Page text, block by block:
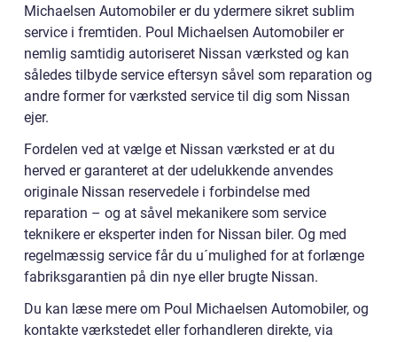
Michaelsen Automobiler er du ydermere sikret sublim
service i fremtiden. Poul Michaelsen Automobiler er
nemlig samtidig autoriseret Nissan værksted og kan
således tilbyde service eftersyn såvel som reparation og
andre former for værksted service til dig som Nissan
ejer.
Fordelen ved at vælge et Nissan værksted er at du
herved er garanteret at der udelukkende anvendes
originale Nissan reservedele i forbindelse med
reparation – og at såvel mekanikere som service
teknikere er eksperter inden for Nissan biler. Og med
regelmæssig service får du u´mulighed for at forlænge
fabriksgarantien på din nye eller brugte Nissan.
Du kan læse mere om Poul Michaelsen Automobiler, og
kontakte værkstedet eller forhandleren direkte, via